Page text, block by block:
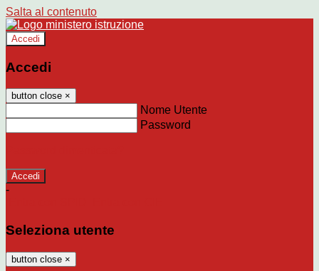
Salta al contenuto
Accedi
Accedi
button close ×
Nome Utente
Password
-
Seleziona utente
button close ×